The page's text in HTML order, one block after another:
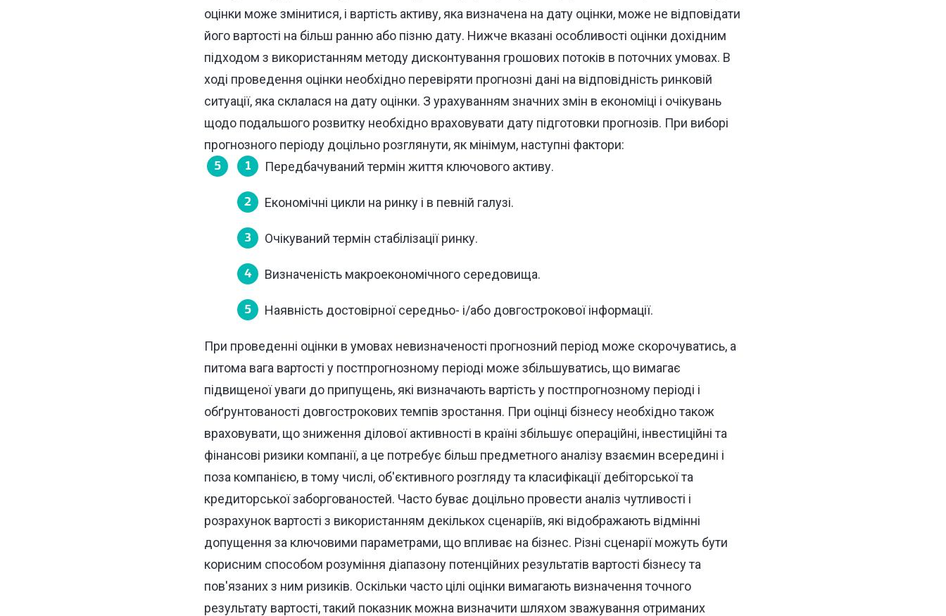
оцінки може змінитися, і вартість активу, яка визначена на дату оцінки, може не відповідати
його вартості на більш ранню або пізню дату. Нижче вказані особливості оцінки дохідним
підходом з використанням методу дисконтування грошових потоків в поточних умовах. В
ході проведення оцінки необхідно перевіряти прогнозні дані на відповідність ринковій
ситуації, яка склалася на дату оцінки. З урахуванням значних змін в економіці і очікувань
щодо подальшого розвитку необхідно враховувати дату підготовки прогнозів. При виборі
прогнозного періоду доцільно розглянути, як мінімум, наступні фактори:
Передбачуваний термін життя ключового активу.
Економічні цикли на ринку і в певній галузі.
Очікуваний термін стабілізації ринку.
Визначеність макроекономічного середовища.
Наявність достовірної середньо- і/або довгострокової інформації.
При проведенні оцінки в умовах невизначеності прогнозний період може скорочуватись, а
питома вага вартості у постпрогнозному періоді може збільшуватись, що вимагає
підвищеної уваги до припущень, які визначають вартість у постпрогнозному періоді і
обґрунтованості довгострокових темпів зростання. При оцінці бізнесу необхідно також
враховувати, що зниження ділової активності в країні збільшує операційні, інвестиційні та
фінансові ризики компанії, а це потребує більш предметного аналізу взаємин всередині і
поза компанією, в тому числі, об'єктивного розгляду та класифікації дебіторської та
кредиторської заборгованостей. Часто буває доцільно провести аналіз чутливості і
розрахунок вартості з використанням декількох сценаріїв, які відображають відмінні
допущення за ключовими параметрами, що впливає на бізнес. Різні сценарії можуть бути
корисним способом розуміння діапазону потенційних результатів вартості бізнесу та
пов'язаних з ним ризиків. Оскільки часто цілі оцінки вимагають визначення точного
результату вартості, такий показник можна визначити шляхом зважування отриманих